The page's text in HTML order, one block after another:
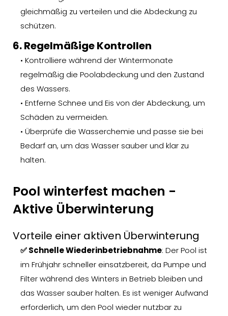
gleichmäßig zu verteilen und die Abdeckung zu
schützen.
6. Regelmäßige Kontrollen
• Kontrolliere während der Wintermonate
regelmäßig die Poolabdeckung und den Zustand
des Wassers.
• Entferne Schnee und Eis von der Abdeckung, um
Schäden zu vermeiden.
• Überprüfe die Wasserchemie und passe sie bei
Bedarf an, um das Wasser sauber und klar zu
halten.
Pool winterfest machen -
Aktive Überwinterung
Vorteile einer aktiven Überwinterung
✅ Schnelle Wiederinbetriebnahme: Der Pool ist
im Frühjahr schneller einsatzbereit, da Pumpe und
Filter während des Winters in Betrieb bleiben und
das Wasser sauber halten. Es ist weniger Aufwand
erforderlich, um den Pool wieder nutzbar zu